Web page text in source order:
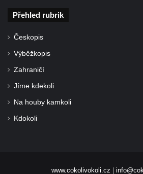
Budova bývalé manufaktury v ulici Gen.
Kopečku v Hradci Králové
Bývalý palác Záložního úvěrního ústavu
Velkém náměstí v Hradci Králové
Přehled rubrik
Českopis
Výběžkopis
Zahraničí
Jíme kdekoli
Na houby kamkoli
Kdokoli
www.cokolivokoli.cz |